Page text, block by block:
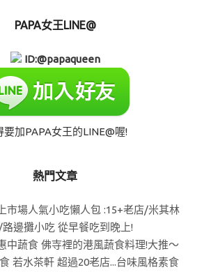
PAPA女王LINE@
ID:@papaqueen
要加PAPA女王的LINE@喔!
熱門文章
市場人氣小吃懶人包 :15+老店/米其林
邊攤小吃 從早餐吃到晚上!
中蔬食 佛寺裡的港風蔬食料理!大推～
若水茶軒 超過20老店...台味風格素食